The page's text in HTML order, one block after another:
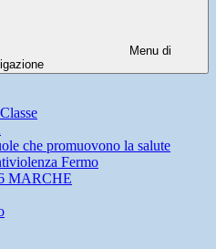
Menu di
che promuovono la salute
Fermo
MARCHE